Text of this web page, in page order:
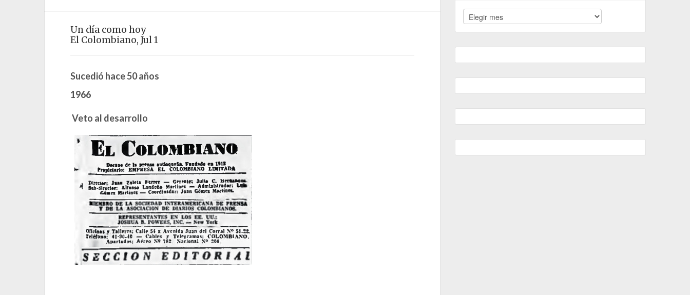
Un día como hoy
El Colombiano, Jul 1
Sucedió hace 50 años
1966
Veto al desarrollo